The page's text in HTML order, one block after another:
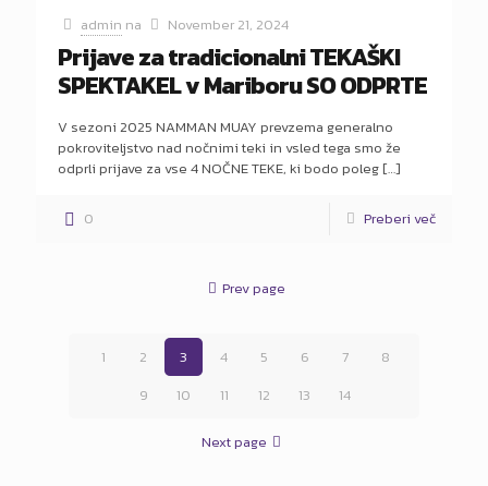
admin na November 21, 2024
Prijave za tradicionalni TEKAŠKI
SPEKTAKEL v Mariboru SO ODPRTE
V sezoni 2025 NAMMAN MUAY prevzema generalno
pokroviteljstvo nad nočnimi teki in vsled tega smo že
odprli prijave za vse 4 NOČNE TEKE, ki bodo poleg […]
0 Preberi več
Prev page
1 2 3 4 5 6 7
8
9
10 11 12 13 14
Next page